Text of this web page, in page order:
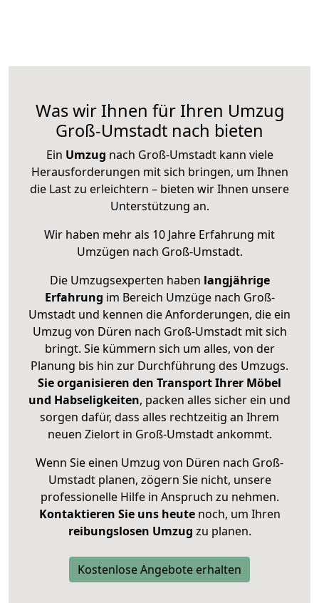
Was wir Ihnen für Ihren Umzug
Groß-Umstadt nach bieten
Ein Umzug nach Groß-Umstadt kann viele
Herausforderungen mit sich bringen, um Ihnen
die Last zu erleichtern – bieten wir Ihnen unsere
Unterstützung an.
Wir haben mehr als 10 Jahre Erfahrung mit
Umzügen nach Groß-Umstadt.
Die Umzugsexperten haben langjährige
Erfahrung im Bereich Umzüge nach Groß-
Umstadt und kennen die Anforderungen, die ein
Umzug von Düren nach Groß-Umstadt mit sich
bringt. Sie kümmern sich um alles, von der
Planung bis hin zur Durchführung des Umzugs.
Sie organisieren den Transport Ihrer Möbel
und Habseligkeiten, packen alles sicher ein und
sorgen dafür, dass alles rechtzeitig an Ihrem
neuen Zielort in Groß-Umstadt ankommt.
Wenn Sie einen Umzug von Düren nach Groß-
Umstadt planen, zögern Sie nicht, unsere
professionelle Hilfe in Anspruch zu nehmen.
Kontaktieren Sie uns heutenoch, um Ihren
reibungslosen Umzug zu planen.
Kostenlose Angebote erhalten